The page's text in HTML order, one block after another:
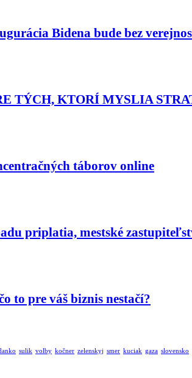
Bidena bude bez
TÝCH, KTORÍ MYSLIA
táborov online
priplatia, mestské
to pre váš biznis nestačí?
sulik volby kočner zelenskyj smer kuciak gaza slovensko